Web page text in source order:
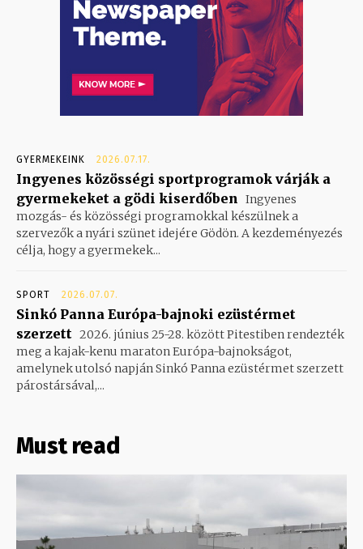
GYERMEKEINK 2026.07.17.
Ingyenes közösségi sportprogramok várják a
gyermekeket a gödi kiserdőben
Ingyenes
mozgás- és közösségi programokkal készülnek a
szervezők a nyári szünet idejére Gödön. A kezdeményezés
célja, hogy a gyermekek...
SPORT 2026.07.07.
Sinkó Panna Európa-bajnoki ezüstérmet
szerzett 2026. június 25-28. között Pitestiben rendezték
meg a kajak-kenu maraton Európa-bajnokságot,
amelynek utolsó napján Sinkó Panna ezüstérmet szerzett
párostársával,...
Must read